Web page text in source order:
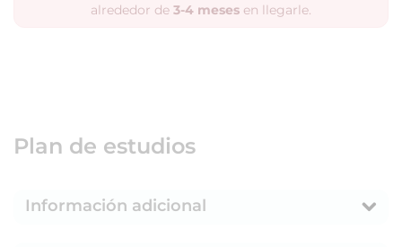
alrededor de 3-4 meses en llegarle.
Plan de estudios
Información adicional